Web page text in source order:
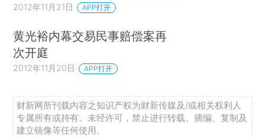
2012年11月21日 APP打开
黄光裕内幕交易民事赔偿案再
次开庭
2012年11月20日 APP打开
财新网所刊载内容之知识产权为财新传媒及/或相关权利人
专属所有或持有。未经许可，禁止进行转载、摘编、复制及
建立镜像等任何使用。